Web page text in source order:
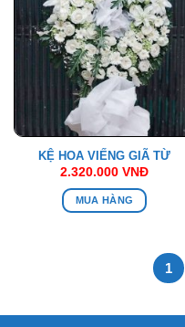
KỆ HOA VIẾNG GIÃ TỪ
2.320.000 VNĐ
MUA HÀNG
1